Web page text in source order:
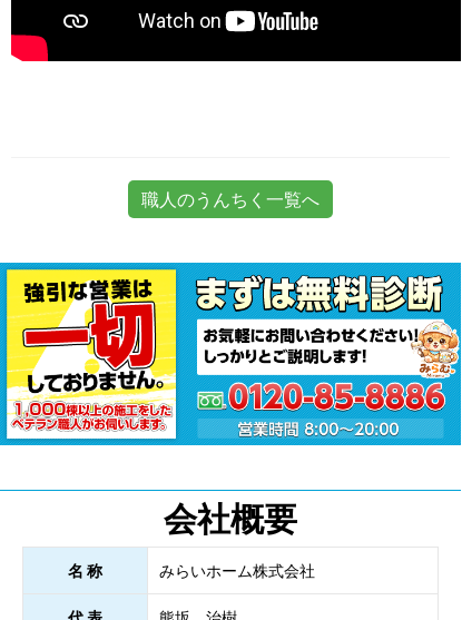
職人のうんちく一覧へ
会社概要
名 称 みらいホーム株式会社